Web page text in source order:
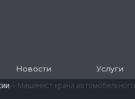
Новости Услуги
» Машинист крана автомобильного